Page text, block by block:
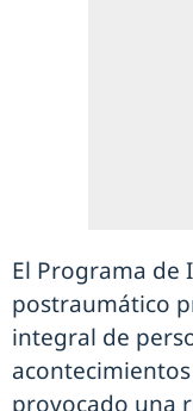
El Programa de
postraumático
integral de
provocado una